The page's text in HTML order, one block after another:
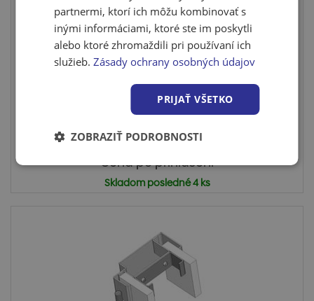
Oceľová zárubňa CgAS 100 / 900 L pre
sadrokartón
Oceľová zárubňa hranatá pre zabudovanie
(pristrutkovanie) do...
Cena po prihlásení
Skladom posledné 4 ks
partnermi, ktorí ich môžu kombinovať s
inými informáciami, ktoré ste im poskytli
alebo ktoré zhromaždili pri používaní ich
služieb.Zásady ochrany osobných údajov
PRIJAŤ VŠETKO
ZOBRAZIŤ PODROBNOSTI